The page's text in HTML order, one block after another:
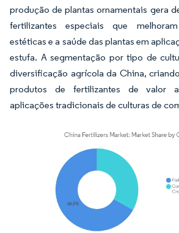
produção de plantas ornamentais gera
fertilizantes especiais que
estéticas e a saúde das plantas em
estufa. A segmentação por tipo de
diversificação agrícola da China,
produtos de fertilizantes de valor
aplicações tradicionais de culturas de